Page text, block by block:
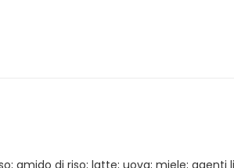
amido di riso; latte; uova; miele; agenti